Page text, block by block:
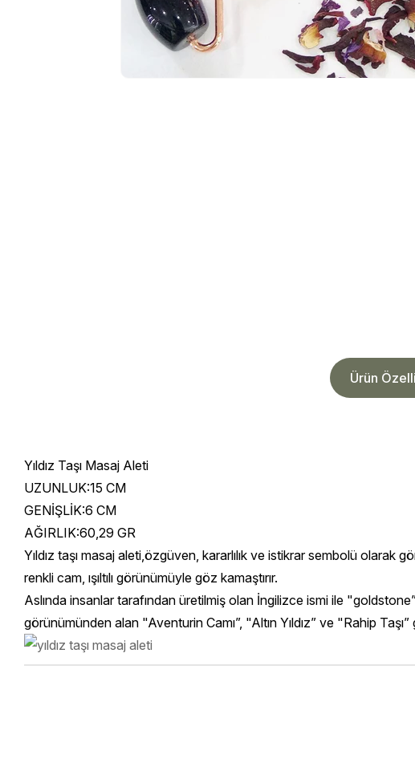
Ürün
Yıldız Taşı Masaj Aleti
UZUNLUK:15 CM
GENİŞLİK:6 CM
AĞIRLIK:60,29 GR
Yıldız taşı masaj aleti,özgüven, kararlılık ve istikrar sembolü olarak
renkli cam, ışıltılı görünümüyle göz kamaştırır.
Aslında insanlar tarafından üretilmiş olan İngilizce ismi ile
görünümünden alan "Aventurin Camı”, "Altın Yıldız” ve "Rahip